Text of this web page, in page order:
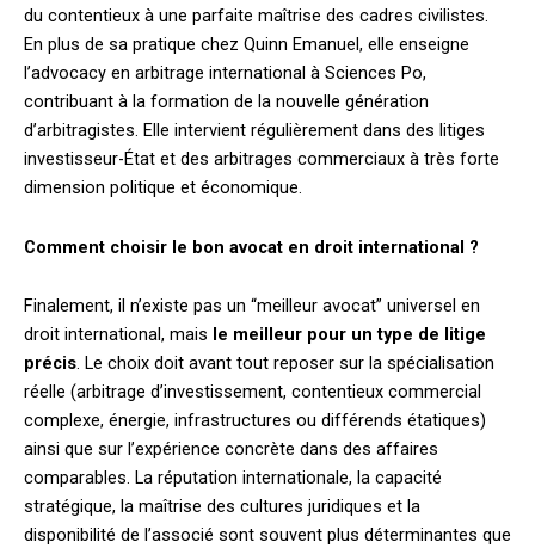
du contentieux à une parfaite maîtrise des cadres civilistes.
En plus de sa pratique chez Quinn Emanuel, elle enseigne
l’advocacy en arbitrage international à Sciences Po,
contribuant à la formation de la nouvelle génération
d’arbitragistes. Elle intervient régulièrement dans des litiges
investisseur-État et des arbitrages commerciaux à très forte
dimension politique et économique.
Comment choisir le bon avocat en droit international ?
Finalement, il n’existe pas un “meilleur avocat” universel en
droit international, mais le meilleur pour un type de litige
précis. Le choix doit avant tout reposer sur la spécialisation
réelle (arbitrage d’investissement, contentieux commercial
complexe, énergie, infrastructures ou différends étatiques)
ainsi que sur l’expérience concrète dans des affaires
comparables. La réputation internationale, la capacité
stratégique, la maîtrise des cultures juridiques et la
disponibilité de l’associé sont souvent plus déterminantes que